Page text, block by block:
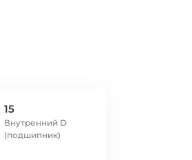
15
Внутренний D
(подшипник)